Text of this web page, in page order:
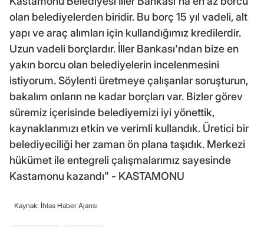
olan belediyelerden biridir. Bu borç 15 yıl vadeli, alt
yapı ve araç alımları için kullandığımız kredilerdir.
Uzun vadeli borçlardır. İller Bankası'ndan bize en
yakın borcu olan belediyelerin incelenmesini
istiyorum. Söylenti üretmeye çalışanlar soruşturun,
bakalım onların ne kadar borçları var. Bizler görev
süremiz içerisinde belediyemizi iyi yönettik,
kaynaklarımızı etkin ve verimli kullandık. Üretici bir
belediyeciliği her zaman ön plana taşıdık. Merkezi
hükümet ile entegreli çalışmalarımız sayesinde
Kastamonu kazandı" - KASTAMONU
Kaynak: İhlas Haber Ajansı